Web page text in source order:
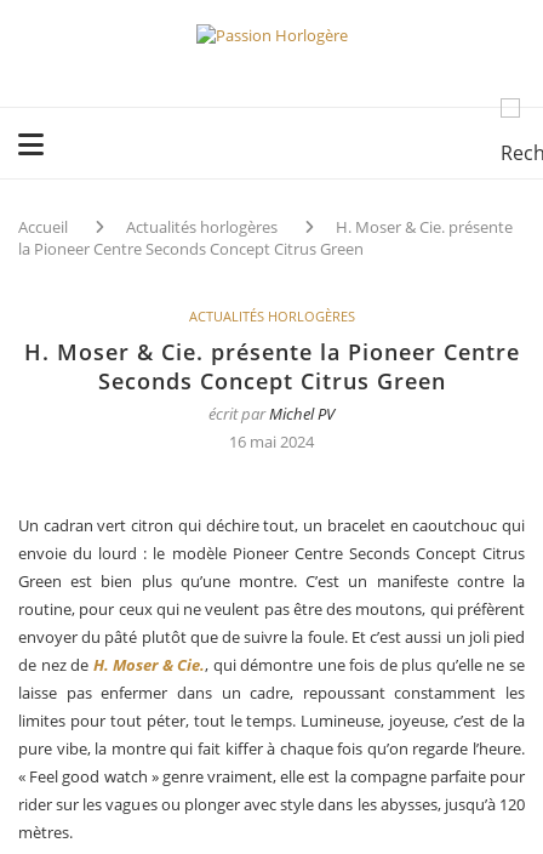
Accueil Actualités horlogères
H. Moser & Cie. présente
la Pioneer Centre Seconds Concept Citrus Green
ACTUALITÉS HORLOGÈRES
H. Moser & Cie. présente la Pioneer Centre
Seconds Concept Citrus Green
écrit parMichel PV
16 mai 2024
Un cadran vert citron qui déchire tout, un bracelet en caoutchouc qui
envoie du lourd : le modèle Pioneer Centre Seconds Concept Citrus
Green est bien plus qu’une montre. C’est un manifeste contre la
routine, pour ceux qui ne veulent pas être des moutons, qui préfèrent
envoyer du pâté plutôt que de suivre la foule. Et c’est aussi un joli pied
de nez de H. Moser & Cie., qui démontre une fois de plus qu’elle ne se
laisse pas enfermer dans un cadre, repoussant constamment les
limites pour tout péter, tout le temps. Lumineuse, joyeuse, c’est de la
pure vibe, la montre qui fait kiffer à chaque fois qu’on regarde l’heure.
« Feel good watch » genre vraiment, elle est la compagne parfaite pour
rider sur les vagues ou plonger avec style dans les abysses, jusqu’à 120
mètres.